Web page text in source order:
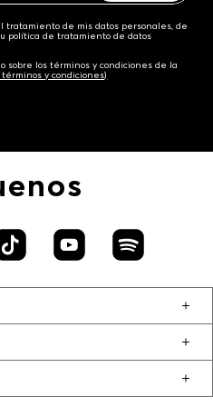
tratamiento de mis datos personales, de
política de tratamiento de datos
sobre los términos y condiciones de la
términos y condiciones)